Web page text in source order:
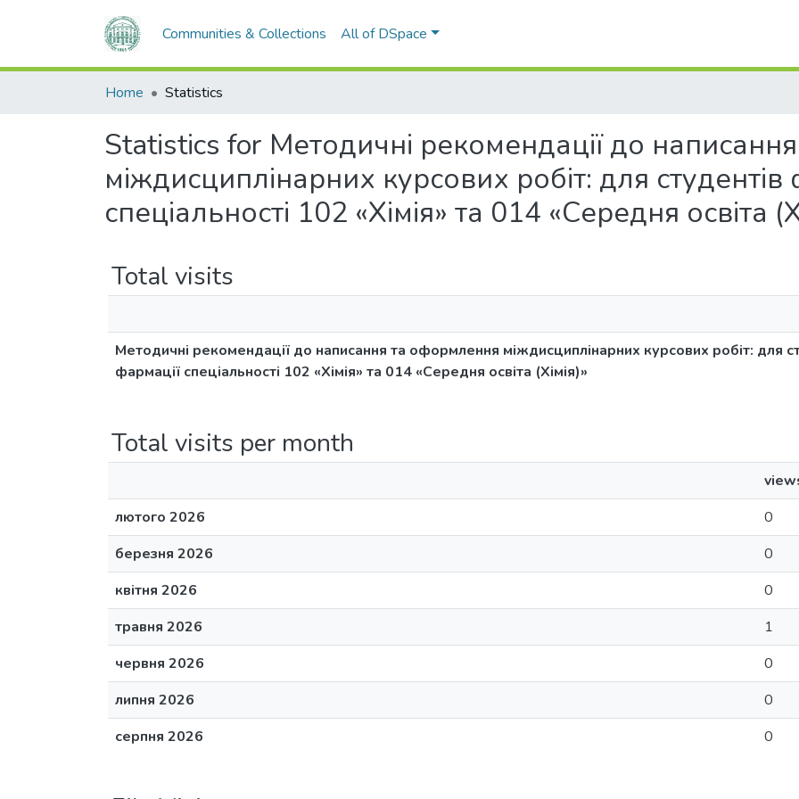
Communities & Collections All of DSpace
Home Statistics
Statistics for Методичні рекомендації до
міждисциплінарних курсових робіт: для студентів
спеціальності 102 «Хімія» та 014 «Середня освіта
Total visits
Методичні рекомендації до написання та оформлення міждисциплінарних курсових робіт: для
фармації спеціальності 102 «Хімія» та 014 «Середня освіта (Хімія)»
Total visits per month
лютого 2026
0
березня 2026
0
квітня 2026
0
травня 2026
1
червня 2026
0
липня 2026
0
серпня 2026
0